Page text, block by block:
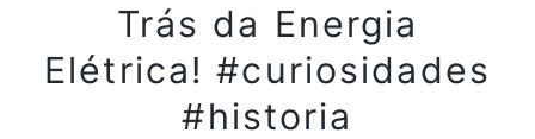
Trás da Energia
Elétrica! #curiosidades
#historia